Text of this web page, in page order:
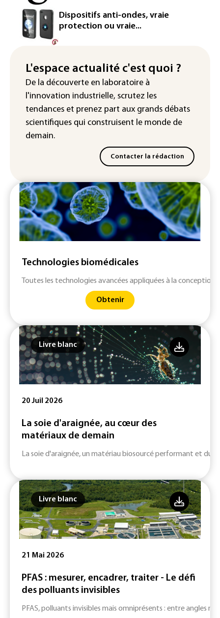
Le magazine VSD racheté par
l'entrepreneur Vianney d'Alançon
La production française de maïs
"Retour en force" progressif de la
chaleur dans les prochains jours en
France
Dispositifs anti-ondes, vraie
protection ou vraie...
L'espace actualité c'est quoi ?
De la découverte en laboratoire à
l'innovation industrielle, scrutez les
tendances et prenez part aux grands débats
scientifiques qui construisent le monde de
demain.
Contacter la rédaction
Technologies biomédicales
Toutes les technologies avancées appliquées à la conception
Obtenir
Livre blanc
20 Juil 2026
La soie d'araignée, au cœur des
matériaux de demain
La soie d'araignée, un matériau biosourcé performant et
Livre blanc
21 Mai 2026
PFAS : mesurer, encadrer, traiter - Le défi
des polluants invisibles
PFAS, polluants invisibles mais omniprésents : entre angles